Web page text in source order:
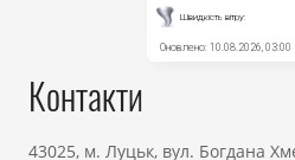
Контакти
43025, м. Луцьк, вул. Богдана